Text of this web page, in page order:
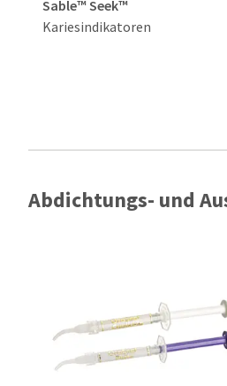
Sable™ Seek™
Kariesindikatoren
Abdichtungs- und